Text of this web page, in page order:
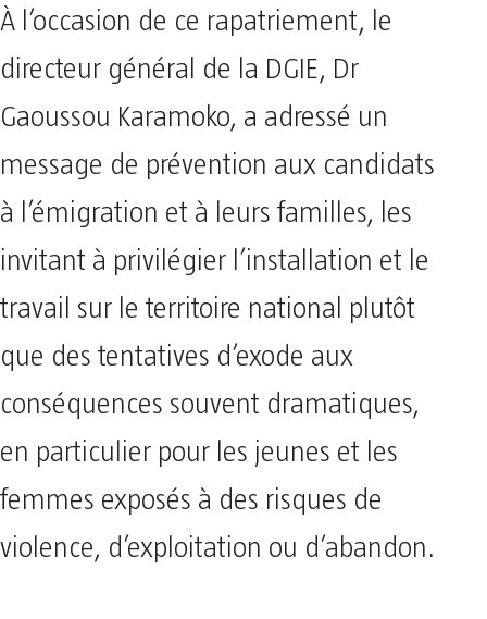
À l’occasion de ce rapatriement, le
directeur général de la DGIE, Dr
Gaoussou Karamoko, a adressé un
message de prévention aux candidats
à l’émigration et à leurs familles, les
invitant à privilégier l’installation et le
travail sur le territoire national plutôt
que des tentatives d’exode aux
conséquences souvent dramatiques,
en particulier pour les jeunes et les
femmes exposés à des risques de
violence, d’exploitation ou d’abandon.